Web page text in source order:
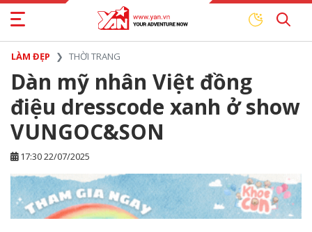
LÀM ĐẸP THỜI TRANG
Dàn mỹ nhân Việt đồng
điệu dresscode xanh ở show
VUNGOC&SON
17:30 22/07/2025